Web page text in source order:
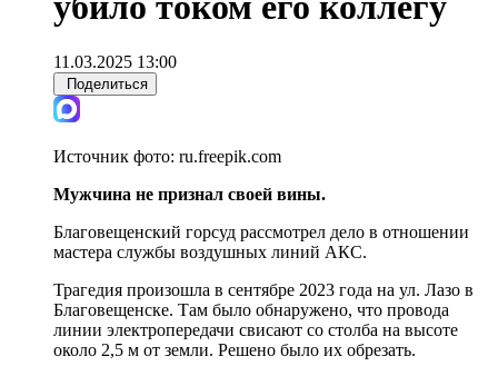
11.03.2025 13:00
Поделиться
Источник фото: ru.freepik.com
Мужчина не признал своей вины.
Благовещенский горсуд рассмотрел дело в отношении
мастера службы воздушных линий АКС.
Трагедия произошла в сентябре 2023 года на ул. Лазо в
Благовещенске. Там было обнаружено, что провода
линии электропередачи свисают со столба на высоте
около 2,5 м от земли. Решено было их обрезать.